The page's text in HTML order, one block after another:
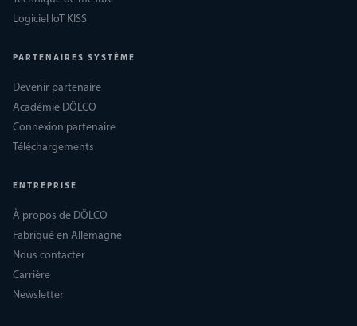
Logiciel IoT KISS
PARTENAIRES SYSTÈME
Devenir partenaire
Académie DÖLCO
Connexion partenaire
Téléchargements
ENTREPRISE
À propos de DÖLCO
Fabriqué en Allemagne
Nous contacter
Carrière
Newsletter